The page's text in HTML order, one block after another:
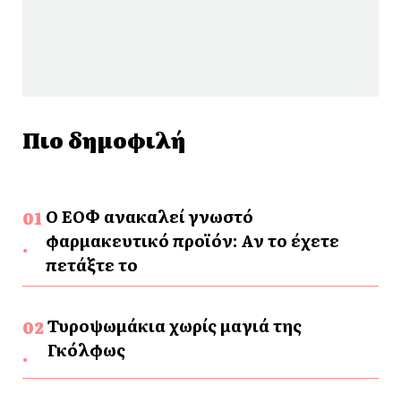
Πιο δημοφιλή
Ο ΕΟΦ ανακαλεί γνωστό
φαρμακευτικό προϊόν: Αν το έχετε
πετάξτε το
Τυροψωμάκια χωρίς μαγιά της
Γκόλφως